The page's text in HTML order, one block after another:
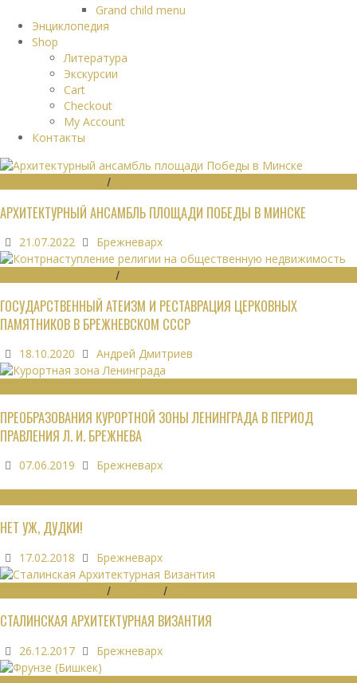
Grand child menu
Энциклопедия
Shop
Литература
Экскурсии
Cart
Checkout
My Account
Контакты
/
АРХИТЕКТУРНЫЙ АНСАМБЛЬ ПЛОЩАДИ ПОБЕДЫ В МИНСКЕ
21.07.2022 Брежневарх
/
ГОСУДАРСТВЕННЫЙ АТЕИЗМ И РЕСТАВРАЦИЯ ЦЕРКОВНЫХ
ПАМЯТНИКОВ В БРЕЖНЕВСКОМ СССР
18.10.2020 Андрей Дмитриев
ПРЕОБРАЗОВАНИЯ КУРОРТНОЙ ЗОНЫ ЛЕНИНГРАДА В ПЕРИОД
ПРАВЛЕНИЯ Л. И. БРЕЖНЕВА
07.06.2019 Брежневарх
НЕТ УЖ, ДУДКИ!
17.02.2018 Брежневарх
/ /
СТАЛИНСКАЯ АРХИТЕКТУРНАЯ ВИЗАНТИЯ
26.12.2017 Брежневарх